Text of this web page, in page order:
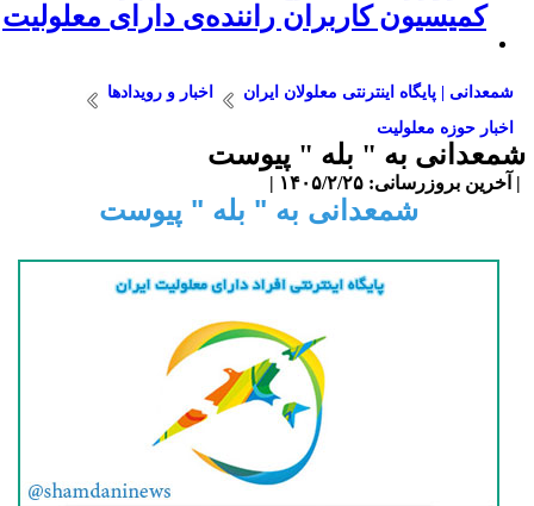
کمیسیون کاربران راننده‌ی دارای معلولیت
شمعدانی | پایگاه اینترنتی معلولان ایران
اخبار و رویدادها
اخبار حوزه معلولیت
به " بله " پیوست
بروزرسانی: ۱۴۰۵/۲/۲۵ |
شمعدانی به " بله " پیوست